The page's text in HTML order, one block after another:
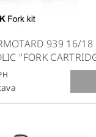
939 16/18
''FORK